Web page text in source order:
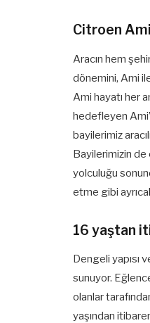
Citroen
Aracın hem
dönemini, Ami
Ami hayatı her
hedefleyen
bayilerimiz
Bayilerimizin de
yolculuğu
etme gibi
16 yaştan
Dengeli yapısı
sunuyor.
olanlar
yaşından